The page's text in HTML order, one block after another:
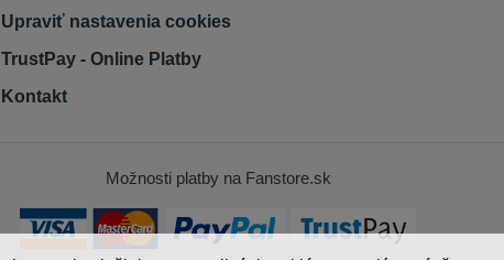
Upraviť nastavenia cookies
TrustPay - Online Platby
Kontakt
Možnosti platby na Fanstore.sk